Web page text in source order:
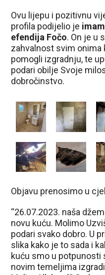
Ovu lijepu i pozitivnu
profila podijelio je
efendija Fočo. On je u
zahvalnost svim onima
pomogli izgradnju, te
podari obilje Svoje
dobročinstvo.
Objavu prenosimo u
“26.07.2023. naša
novu kuću. Molimo
podari svako dobro. U
slika kako je to sada i
kuću smo u potpunosti
novim temeljima